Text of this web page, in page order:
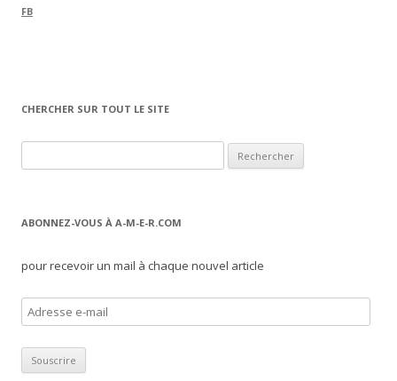
FB
CHERCHER SUR TOUT LE SITE
ABONNEZ-VOUS À A-M-E-R.COM
pour recevoir un mail à chaque nouvel article
d
r
e